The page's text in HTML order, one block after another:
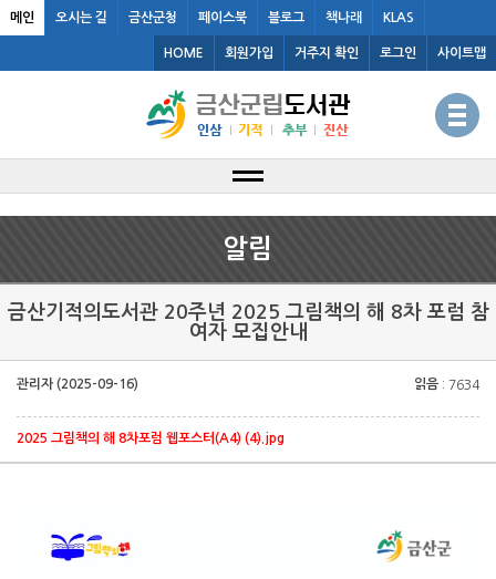
메인 오시는 길 금산군청 페이스북 블로그 책나래 KLAS
HOME 회원가입 거주지 확인 로그인 사이트맵
알림
금산기적의도서관 20주년 2025 그림책의 해 8차 포럼 참
여자 모집안내
관리자 (2025-09-16) 읽음 : 7634
2025 그림책의 해 8차포럼 웹포스터(A4) (4).jpg